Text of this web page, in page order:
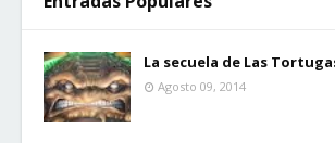
La secuela de Las
Agosto 09, 2014